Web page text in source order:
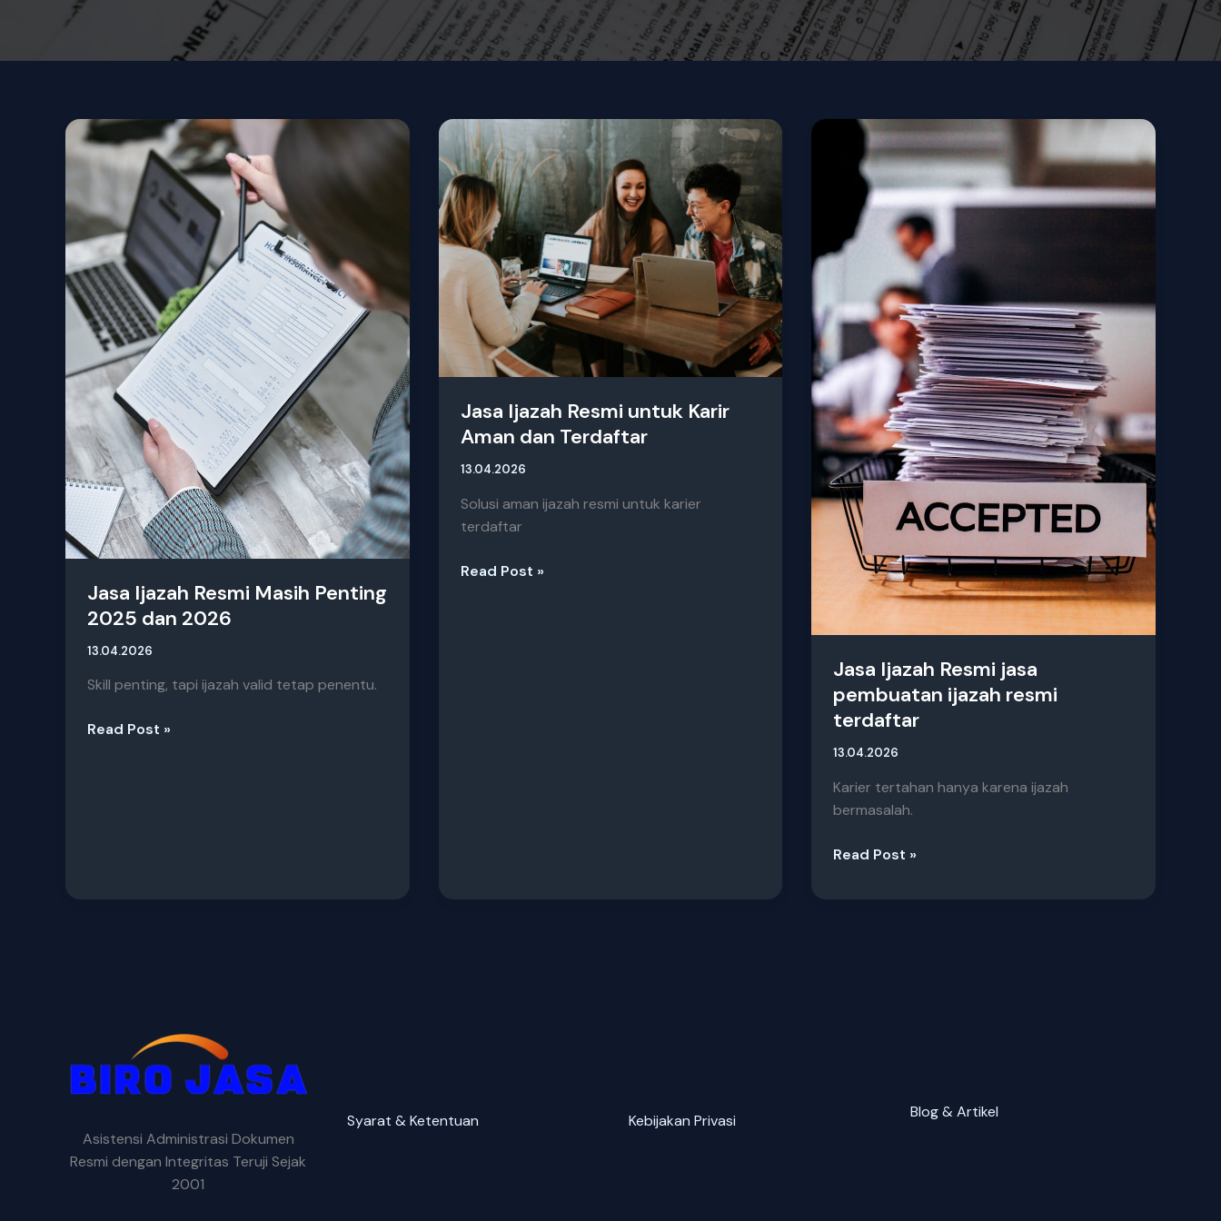
Jasa Ijazah Resmi Masih Penting
2025 dan 2026
13.04.2026
Skill penting, tapi ijazah valid tetap penentu.
Jasa
Ijazah
Resmi
Penting
2025
dan
2026
Read Post »
Jasa Ijazah Resmi untuk Karir
Aman dan Terdaftar
13.04.2026
Solusi aman ijazah resmi untuk karier
terdaftar
Jasa
Ijazah
Resmi
untuk
Karir
Aman
dan
Terdaftar
Read Post »
Jasa Ijazah Resmi jasa
pembuatan ijazah resmi
terdaftar
13.04.2026
Karier tertahan hanya karena ijazah
bermasalah.
Jasa
Ijazah
Resmi
pembuatan
ijazah
terdaftar
Read Post »
Asistensi Administrasi Dokumen
Resmi dengan Integritas Teruji Sejak
2001
Syarat & Ketentuan Kebijakan Privasi Blog & Artikel